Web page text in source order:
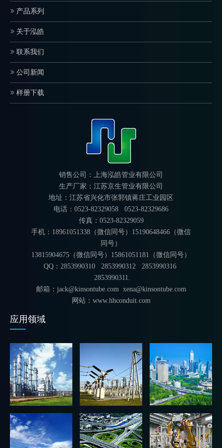
产品系列
关于泓皓
联系我们
公司新闻
样册下载
销售公司：上海泓皓管业有限公司
生产厂家：江苏京生管业有限公司
地址：江苏省兴化市张郭镇蒋庄工业园区
电话：0523-82329058 0523-82329686
传真：0523-82329059
手机：18961051338（微信同号）15190648466（微信
同号）
13815904675（微信同号）15861051181（微信同号）
QQ：2853990310 2853990312
2853990316
2853990311.
邮箱：jack@kinsontube.com xena@kinsontube.com
网站：www.hhconduit.com
应用领域